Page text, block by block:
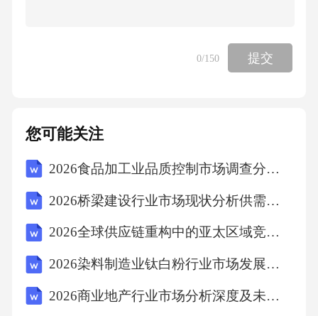
制成的D.电动机是利用电磁感应原理工作的2
薪22、依次填入下列横线处的词语，最恰当的
面对复杂的国际形势，我们要保持战略_____
_，增强忧患意识，做到______、有备无患。A.
魄力未雨绸缪23、下列句子中，没有语病的一
项是：A.通过这次培训，使我掌握了新的技
0/150 提交
您可能关注
2026食品加工业品质控制市场调查分析评估规划
2026桥梁建设行业市场现状分析供需研究及投资评估规划分析研究报告
2026全球供应链重构中的亚太区域竞争态势深度分析及产业转移趋势研判
2026染料制造业钛白粉行业市场发展供需趋势及投资预算规划分析研究报告
2026商业地产行业市场分析深度及未来规划与投资布局研究报告